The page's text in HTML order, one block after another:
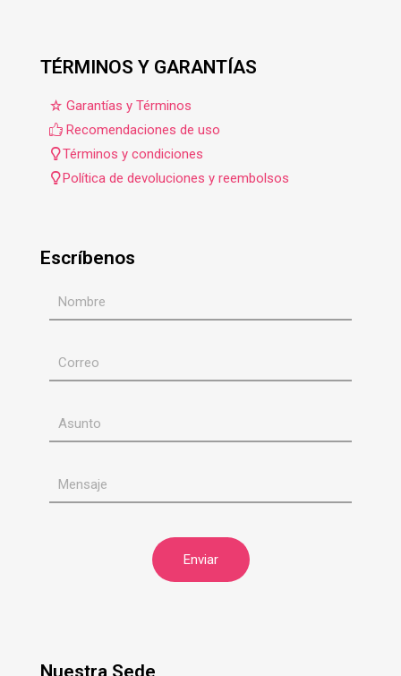
TÉRMINOS Y GARANTÍAS
Garantías y Términos
Recomendaciones de uso
Términos y condiciones
Política de devoluciones y reembolsos
Escríbenos
Nuestra Sede